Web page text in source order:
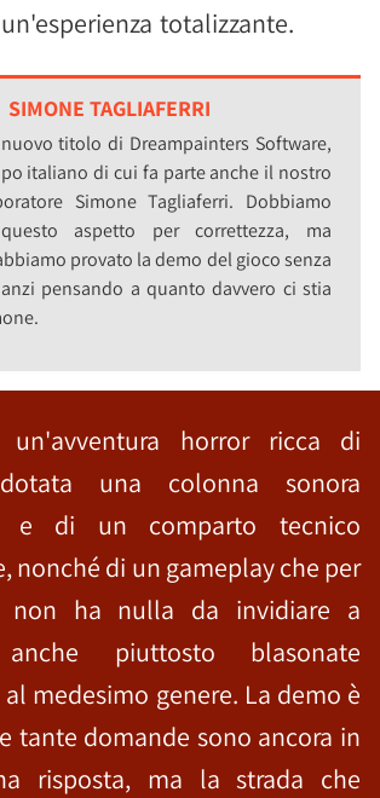
totalizzante.
SIMONE TAGLIAFERRI
titolo di Dreampainters Software,
italiano di cui fa parte anche il nostro
Simone Tagliaferri. Dobbiamo
aspetto per correttezza, ma
provato la demo del gioco senza
pensando a quanto davvero ci stia
un'avventura horror ricca di
una colonna sonora
e di un comparto tecnico
nonché di un gameplay che per
non ha nulla da invidiare a
piuttosto blasonate
medesimo genere. La demo è
tante domande sono ancora in
risposta, ma la strada che